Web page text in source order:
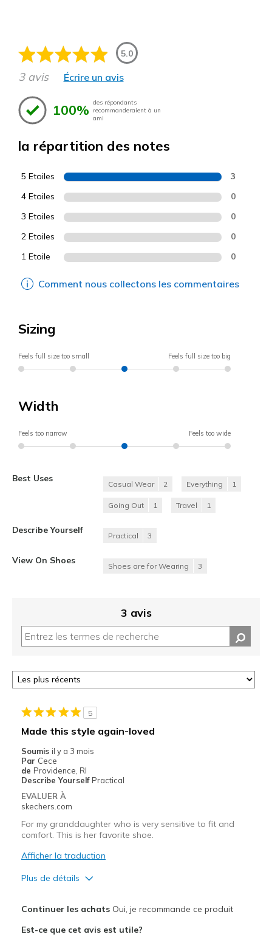
5.0
3 avis Écrire un avis
100% des répondants
recommanderaient à un
ami
la répartition des notes
5 Etoiles 3
4 Etoiles 0
3 Etoiles 0
2 Etoiles 0
1 Etoile 0
Comment nous collectons les commentaires
Sizing
Feels full size too small Feels full size too big
Width
Feels too narrow Feels too wide
Best Uses
Casual Wear 2 Everything 1
Going Out 1 Travel 1
Describe Yourself
Practical 3
View On Shoes
Shoes are for Wearing 3
3 avis
5
Made this style again-loved
Soumis il y a 3 mois
Par Cece
de Providence, RI
Describe Yourself Practical
EVALUER À
skechers.com
For my granddaughter who is very sensitive to fit and
comfort. This is her favorite shoe.
Afficher la traduction
Plus de détails
Continuer les achatsOui, je recommande ce produit
Est-ce que cet avis est utile?